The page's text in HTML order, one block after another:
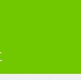
いしか